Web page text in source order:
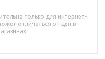
только для интернет-
отличаться от цен в